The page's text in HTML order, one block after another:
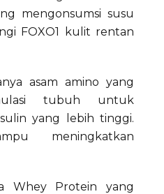
mengonsumsi susu
FOXO1 kulit rentan
asam amino yang
tubuh untuk
yang lebih tinggi.
meningkatkan
Whey Protein yang